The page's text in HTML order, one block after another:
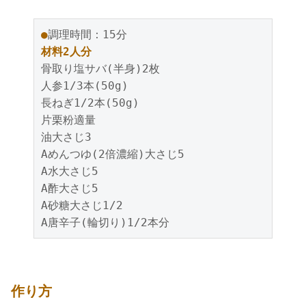
●調理時間：15分
材料2人分
骨取り塩サバ(半身)2枚
人参1/3本(50g)
長ねぎ1/2本(50g)
片栗粉適量
油大さじ3
Aめんつゆ(2倍濃縮)大さじ5
A水大さじ5
A酢大さじ5
A砂糖大さじ1/2
A唐辛子(輪切り)1/2本分
作り方